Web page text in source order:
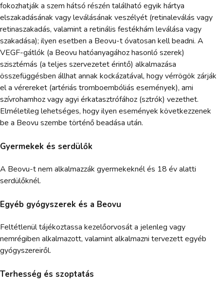
fokozhatják a szem hátsó részén található egyik hártya
elszakadásának vagy leválásának veszélyét (retinaleválás vagy
retinaszakadás, valamint a retinális festékhám leválása vagy
szakadása); ilyen esetben a Beovu-t óvatosan kell beadni. A
VEGF-gátlók (a Beovu hatóanyagához hasonló szerek)
szisztémás (a teljes szervezetet érintő) alkalmazása
összefüggésben állhat annak kockázatával, hogy vérrögök zárják
el a vérereket (artériás tromboembóliás események), ami
szívrohamhoz vagy agyi érkatasztrófához (sztrók) vezethet.
Elméletileg lehetséges, hogy ilyen események következzenek
be a Beovu szembe történő beadása után.
Gyermekek és serdülők
A Beovu-t nem alkalmazzák gyermekeknél és 18 év alatti
serdülőknél.
Egyéb gyógyszerek és a Beovu
Feltétlenül tájékoztassa kezelőorvosát a jelenleg vagy
nemrégiben alkalmazott, valamint alkalmazni tervezett egyéb
gyógyszereiről.
Terhesség és szoptatás